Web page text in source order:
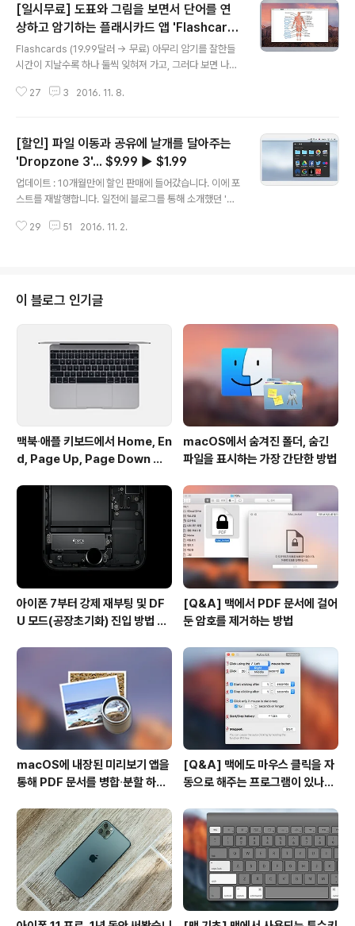
[일시무료] 도표와 그림을 보면서 단어를 연
상하고 암기하는 플래시카드 앱 'Flashcard
s'
Flashcards (19.99달러 → 무료) 아무리 암기를 잘한들
시간이 지날수록 하나 둘씩 잊혀져 가고, 그러다 보면 나중
단기 기억을 장기 기억으로 바꾸어야 하는데요. 다들 자신
장하는 데 큰 도움이 된다고 합니다. 맥 앱스토어에 잠시 무
료로 풀린 'Flashcards'는 도표나 그림을 통해 단어를 암
기할 수 있도록 도와주는 앱입니다. 기존의 다른 플래시카
드 앱의 경우 보통 사용자가 뜻과 의미를 직접 적어야 하는
미지 파일을 통째로 추가하는 조금 독특한 사용 방법을 제
27 3 2016. 11. 8.
[할인] 파일 이동과 공유에 날개를 달아주는
'Dropzone 3'... $9.99 ▶︎ $1.99
업데이트 : 10개월만에 할인 판매에 들어갔습니다. 이에 포
스트를 재발행합니다. 일전에 블로그를 통해 소개했던 'Dr
ne'은 메뉴 막대 아이콘을 클릭했을 때 나타나는 팝업 창에
때, 또는 드롭박스나 구글 드라이브를 통해 빠르게 공유하
고 싶을 때 '드롭존'에 떨구기만 하면 모든 작업이 완료됩니
다. 또 페이스북이나 플리커 같은 웹 서비스에 사진을 공유
할 때도 편리한 징검다리 역할을 해준다고 소개해 드렸습
니다. 여기저기 산재한 파일을 한번에 처리할 때는 '드롭 바
(Drop Bar)'..
29 51 2016. 11. 2.
이 블로그 인기글
맥북∙애플 키보드에서 Home, En
d, Page Up, Page Down 키
macOS에서 숨겨진 폴더, 숨긴
파일을 표시하는 가장 간단한 방법
아이폰 7부터 강제 재부팅 및 DF
U 모드(공장초기화) 진입 방법 변
[Q&A] 맥에서 PDF 문서에 걸어
둔 암호를 제거하는 방법
macOS에 내장된 미리보기 앱을
통해 PDF 문서를 병합∙분할 하는
[Q&A] 맥에도 마우스 클릭을 자
동으로 해주는 프로그램이 있나